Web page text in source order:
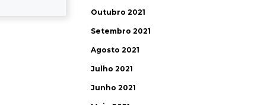
Outubro 2021
Setembro 2021
Agosto 2021
Julho 2021
Junho 2021